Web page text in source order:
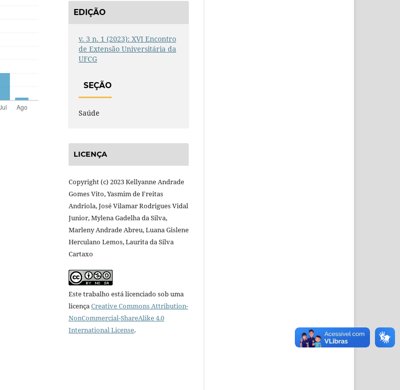
EDIÇÃO
v. 3 n. 1 (2023): XVI Encontro
de Extensão Universitária da
UFCG
SEÇÃO
Saúde
LICENÇA
Copyright (c) 2023 Kellyanne Andrade
Gomes Vito, Yasmim de Freitas
Andriola, José Vilamar Rodrigues Vidal
Junior, Mylena Gadelha da Silva,
Marleny Andrade Abreu, Luana Gislene
Herculano Lemos, Laurita da Silva
Cartaxo
Este trabalho está licenciado sob uma
licençaCreative Commons Attribution-
NonCommercial-ShareAlike 4.0
International License.